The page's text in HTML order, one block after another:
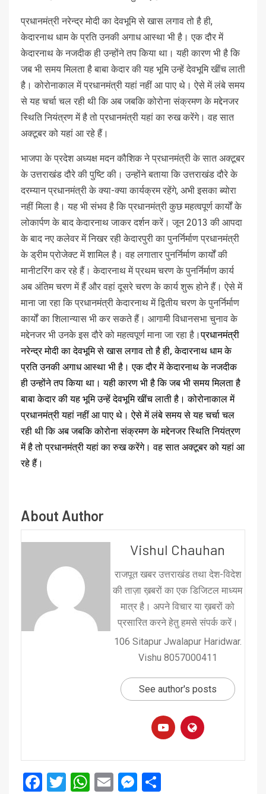
प्रधानमंत्री नरेन्द्र मोदी का देवभूमि से खास लगाव तो है ही,
केदारनाथ धाम के प्रति उनकी अगाध आस्था भी है। एक दौर में
केदारनाथ के नजदीक ही उन्होंने तप किया था। यही कारण भी है कि
जब भी समय मिलता है बाबा केदार की यह भूमि उन्हें देवभूमि खींच लाती
है। कोरोनाकाल में प्रधानमंत्री यहां नहीं आ पाए थे। ऐसे में लंबे समय
से यह चर्चा चल रही थी कि अब जबकि कोरोना संक्रमण के मद्देनजर
स्थिति नियंत्रण में है तो प्रधानमंत्री यहां का रुख करेंगे। वह सात
अक्टूबर को यहां आ रहे हैं।
भाजपा के प्रदेश अध्यक्ष मदन कौशिक ने प्रधानमंत्री के सात अक्टूबर
के उत्तराखंड दौरे की पुष्टि की। उन्होंने बताया कि उत्तराखंड दौरे के
दरम्यान प्रधानमंत्री के क्या-क्या कार्यक्रम रहेंगे, अभी इसका ब्योरा
नहीं मिला है। यह भी संभव है कि प्रधानमंत्री कुछ महत्वपूर्ण कार्यों के
लोकार्पण के बाद केदारनाथ जाकर दर्शन करें। जून 2013 की आपदा
के बाद नए कलेवर में निखर रही केदारपुरी का पुनर्निर्माण प्रधानमंत्री
के ड्रीम प्रोजेक्ट में शामिल है। वह लगातार पुनर्निर्माण कार्यों की
मानीटरिंग कर रहे हैं। केदारनाथ में प्रथम चरण के पुनर्निर्माण कार्य
अब अंतिम चरण में हैं और वहां दूसरे चरण के कार्य शुरू होने हैं। ऐसे में
माना जा रहा कि प्रधानमंत्री केदारनाथ में द्वितीय चरण के पुनर्निर्माण
कार्यों का शिलान्यास भी कर सकते हैं। आगामी विधानसभा चुनाव के
मद्देनजर भी उनके इस दौरे को महत्वपूर्ण माना जा रहा है।प्रधानमंत्री
नरेन्द्र मोदी का देवभूमि से खास लगाव तो है ही, केदारनाथ धाम के
प्रति उनकी अगाध आस्था भी है। एक दौर में केदारनाथ के नजदीक
ही उन्होंने तप किया था। यही कारण भी है कि जब भी समय मिलता है
बाबा केदार की यह भूमि उन्हें देवभूमि खींच लाती है। कोरोनाकाल में
प्रधानमंत्री यहां नहीं आ पाए थे। ऐसे में लंबे समय से यह चर्चा चल
रही थी कि अब जबकि कोरोना संक्रमण के मद्देनजर स्थिति नियंत्रण
में है तो प्रधानमंत्री यहां का रुख करेंगे। वह सात अक्टूबर को यहां आ
रहे हैं।
About Author
Vishul Chauhan
राजपूत खबर उत्तराखंड तथा देश-विदेश
की ताज़ा ख़बरों का एक डिजिटल माध्यम
मात्र है। अपने विचार या ख़बरों को
प्रसारित करने हेतु हमसे संपर्क करें।
106 Sitapur Jwalapur Haridwar.
Vishu 8057000411
See author's posts
Facebook
Twitter
WhatsApp
EmailMessenger